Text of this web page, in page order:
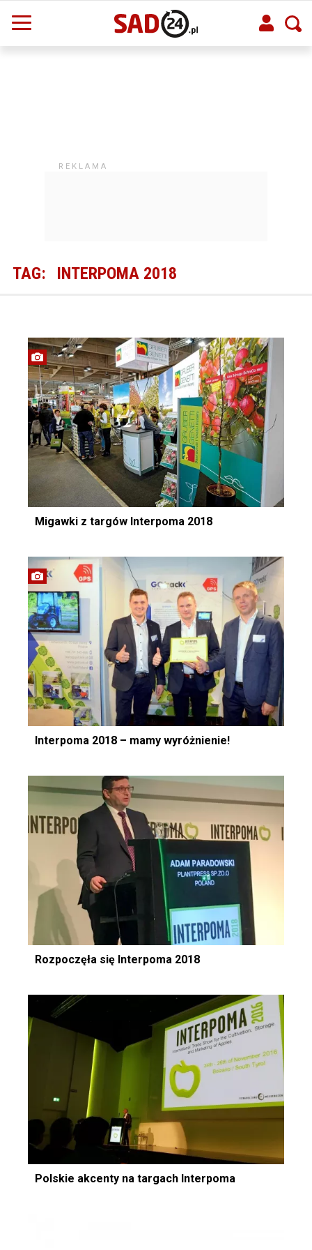
TAG: INTERPOMA 2018
Migawki z targów Interpoma 2018
Interpoma 2018 – mamy wyróżnienie!
Rozpoczęła się Interpoma 2018
Polskie akcenty na targach Interpoma